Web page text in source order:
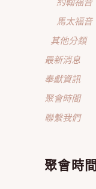
馬太福音
其他分類
最新消息
奉獻資訊
聚會時間
聯繫我們
聚會時間